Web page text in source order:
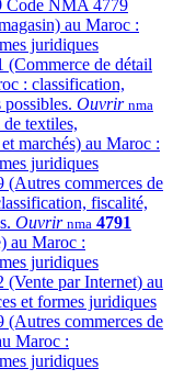
Code NMA 4779
au Maroc :
juridiques
de détail
: classification,
Ouvrir nma
textiles,
marchés) au Maroc :
juridiques
commerces de
fiscalité,
Ouvrir nma 4791
au Maroc :
juridiques
par Internet) au
et formes juridiques
commerces de
Maroc :
juridiques